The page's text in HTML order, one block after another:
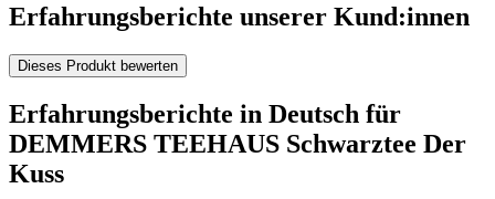
Erfahrungsberichte unserer Kund:innen
Dieses Produkt bewerten
Erfahrungsberichte in Deutsch für
DEMMERS TEEHAUS Schwarztee Der
Kuss